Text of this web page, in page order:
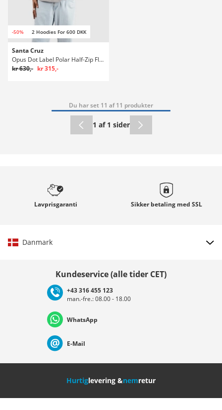
-50% 2 Hoodies For 600 DKK
Santa Cruz
Opus Dot Label Polar Half-Zip Fleecepullover
kr 630,- kr 315,-
Du har set 11 af 11 produkter
1 af 1 sider
Lavprisgaranti Sikker betaling med SSL
Danmark
Deutschland Österreich
Nederland Italia (Italiano) Italien (Deutsch)
Kundeservice (alle tider CET)
+43 316 455 123
man.-fre.: 08.00 - 18.00
WhatsApp
E-Mail
Hurtiglevering &nemretur